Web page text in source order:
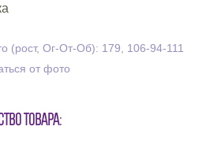
(рост, Ог-От-Об): 179, 106-94-111
от фото
товара: